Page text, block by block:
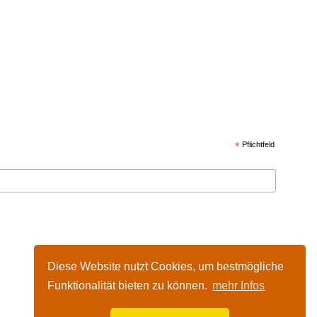
Diese Website nutzt Cookies, um bestmögliche
Funktionalität bieten zu können. mehr Infos
* Pflichtfeld